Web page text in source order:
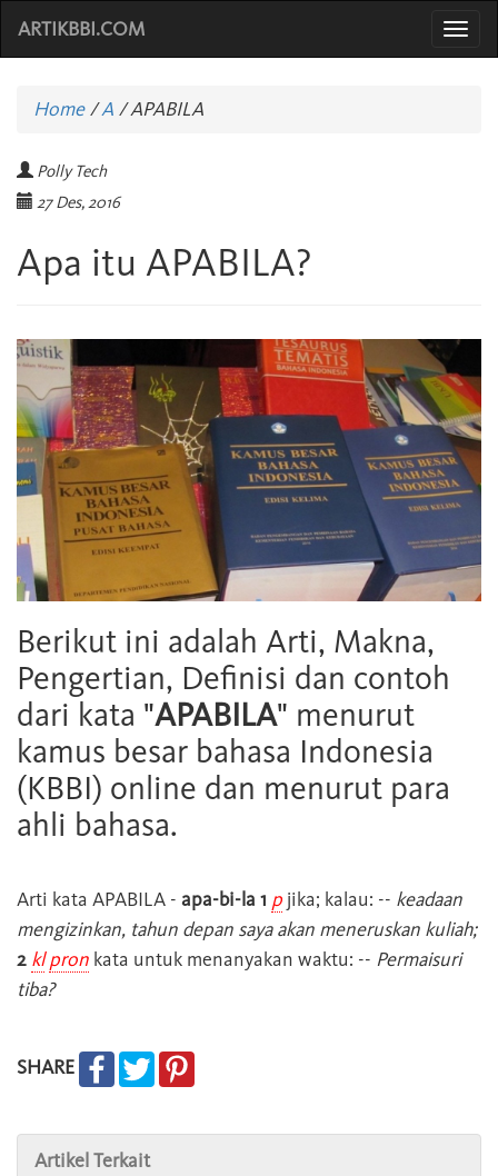
ARTIKBBI.COM
Home/A /APABILA
Polly Tech
27 Des, 2016
Apa itu APABILA?
Berikut ini adalah Arti, Makna,
Pengertian, Definisi dan contoh
dari kata "APABILA" menurut
kamus besar bahasa Indonesia
(KBBI) online dan menurut para
ahli bahasa.
Arti kata APABILA - apa-bi-la 1 p jika; kalau: -- keadaan
mengizinkan, tahun depan saya akan meneruskan kuliah;
2 kl pron kata untuk menanyakan waktu: -- Permaisuri
tiba?
SHARE
Artikel Terkait